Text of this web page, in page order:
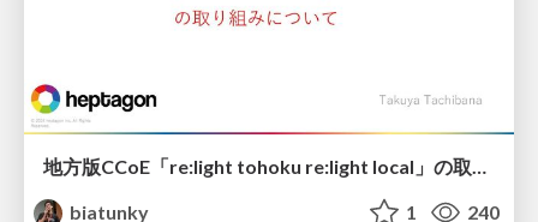
地方版CCoE「re:light tohoku re:light local」の取り組みについて / inaka_ccoe
biatunky
1 240